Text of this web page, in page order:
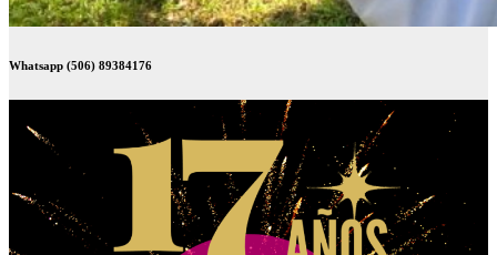
Whatsapp (506) 89384176